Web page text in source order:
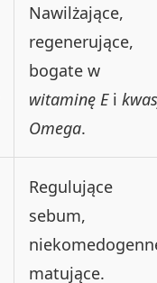
Nawilżające,
regenerujące,
bogate w
witaminę Ei
Omega.
Regulujące
sebum,
matujące.